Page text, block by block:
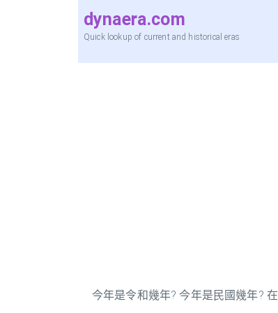
dynaera.com
Quick lookup of current and historical eras
今年是令和幾年? 今年是民國幾年? 在